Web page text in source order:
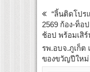
“ลิ้นติดโปร
2569 ก้อง-ท็อ
ช้อป พร้อมเสิ
รพ.อบจ.ภูเก็ต
ของขวัญปีใหม่